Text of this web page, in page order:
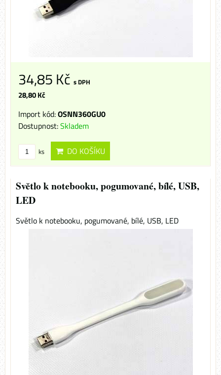
34,85 Kč s DPH
28,80 Kč
Import kód:OSNN360GU0
Dostupnost:Skladem
ks DO KOŠÍKU
Světlo k notebooku, pogumované, bílé, USB,
LED
Světlo k notebooku, pogumované, bílé, USB, LED